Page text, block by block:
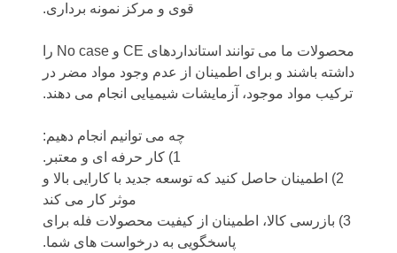
قوی و مرکز نمونه برداری.
محصولات ما می توانند استانداردهای CE و No case را
داشته باشند و برای اطمینان از عدم وجود مواد مضر در
ترکیب مواد موجود، آزمایشات شیمیایی انجام می دهند.
چه می توانیم انجام دهیم:
1) کار حرفه ای و معتبر.
2) اطمینان حاصل کنید که توسعه جدید با کارایی بالا و
موثر کار می کند
3) بازرسی کالا، اطمینان از کیفیت محصولات فله برای
پاسخگویی به درخواست های شما.